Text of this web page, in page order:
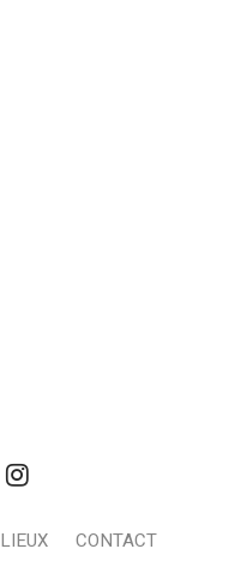
LIEUX CONTACT